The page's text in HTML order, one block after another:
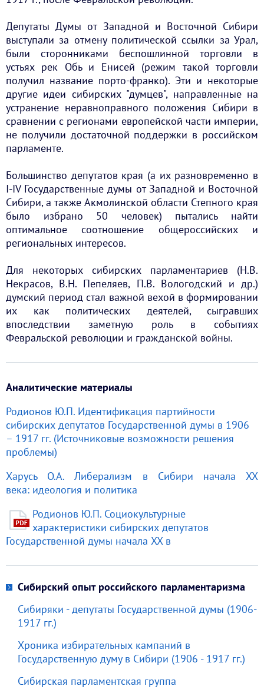
Депутаты Думы от Западной и Восточной Сибири
выступали за отмену политической ссылки за Урал,
были сторонниками беспошлинной торговли в
устьях рек Обь и Енисей (режим такой торговли
получил название порто-франко). Эти и некоторые
другие идеи сибирских "думцев", направленные на
устранение неравноправного положения Сибири в
сравнении с регионами европейской части империи,
не получили достаточной поддержки в российском
парламенте.
Большинство депутатов края (а их разновременно в
I-IV Государственные думы от Западной и Восточной
Сибири, а также Акмолинской области Степного края
было избрано 50 человек) пытались найти
оптимальное соотношение общероссийских и
региональных интересов.
Для некоторых сибирских парламентариев (Н.В.
Некрасов, В.Н. Пепеляев, П.В. Вологодский и др.)
думский период стал важной вехой в формировании
их как политических деятелей, сыгравших
впоследствии заметную роль в событиях
Февральской революции и гражданской войны.
Аналитические материалы
Родионов Ю.П. Идентификация партийности
сибирских депутатов Государственной думы в 1906
– 1917 гг. (Источниковые возможности решения
проблемы)
Харусь О.А. Либерализм в Сибири начала XX
века: идеология и политика
Родионов Ю.П. Социокультурные
характеристики сибирских депутатов
Государственной думы начала XX в
Сибирский опыт российского парламентаризма
Сибиряки - депутаты Государственной думы (1906-
1917 гг.)
Хроника избирательных кампаний в
Государственную думу в Сибири (1906 - 1917 гг.)
Сибирская парламентская группа